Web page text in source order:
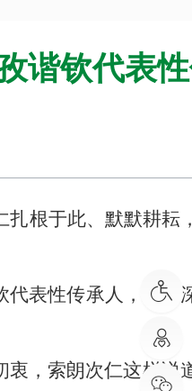
谐钦代表
扎根于此、默默耕耘
代表性传承人，也是
衷，索朗次仁这样说